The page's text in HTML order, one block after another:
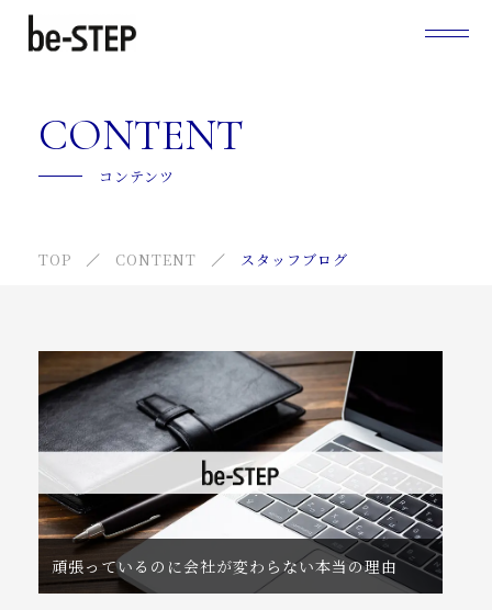
ご利用の流れ
スタッフ紹介
be-STEPの選ばれる理由
お知らせ
コンテンツ
アクセス
CONTENT
コンテンツ
TOP CONTENT スタッフブログ
頑張っているのに会社が変わらない本当の理由